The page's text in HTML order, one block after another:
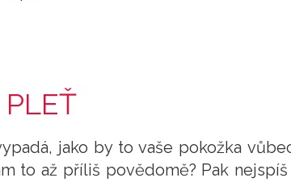
jako by to vaše pokožka
to až příliš povědomě? Pak